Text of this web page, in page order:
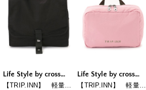
Life Style by cross
marche
【TRIP.INN】 軽量パ
Life Style by cross
marche
【TRIP.INN】 軽量パ